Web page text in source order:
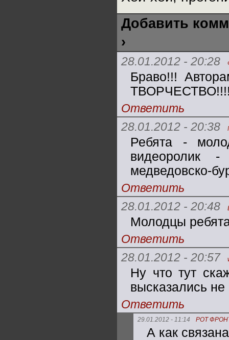
Добавить
›
28.01.2012 - 20:28
Браво!!!
Ответить
28.01.2012 - 20:38
Ребята -
видеоролик
медведовско-
Ответить
28.01.2012 - 20:48
Молодцы
Ответить
28.01.2012 - 20:57
Ну что тут
высказались не
Ответить
29.01.2012 - 11:14 РОТ
А как